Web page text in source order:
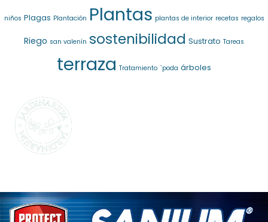
niños Plagas Plantación Plantas plantas de interior recetas regalos
Riego san valenín sostenibilidad Sustrato Tareas
terraza Tratamiento `poda árboles